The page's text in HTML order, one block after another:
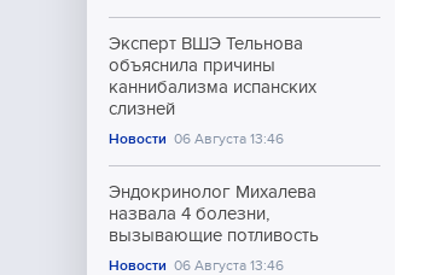
Эксперт ВШЭ Тельнова
объяснила причины
каннибализма испанских
слизней
Новости 06 Августа 13:46
Эндокринолог Михалева
назвала 4 болезни,
вызывающие потливость
Новости 06 Августа 13:46